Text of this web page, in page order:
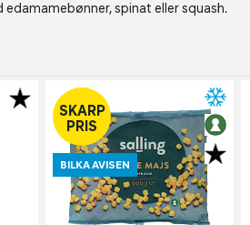
edamamebønner, spinat eller squash.
SKARP
PRIS
BILKA AVISEN